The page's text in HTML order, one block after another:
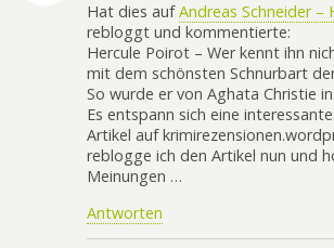
Hat dies aufAndreas Schneider
rebloggt und kommentierte:
Hercule Poirot – Wer kennt ihn
mit dem schönsten Schnurbart
So wurde er von Aghata Christie
Es entspann sich eine
Artikel auf
reblogge ich den Artikel nun und
Meinungen …
Antworten